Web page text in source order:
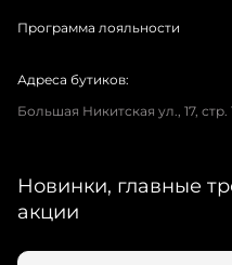
Программа лояльности
Адреса бутиков:
Большая Никитская ул., 17, стр.
Новинки, главные
акции